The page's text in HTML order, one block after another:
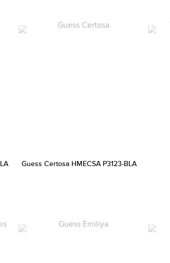
Guess Certosa HMECSA P3123-BLA